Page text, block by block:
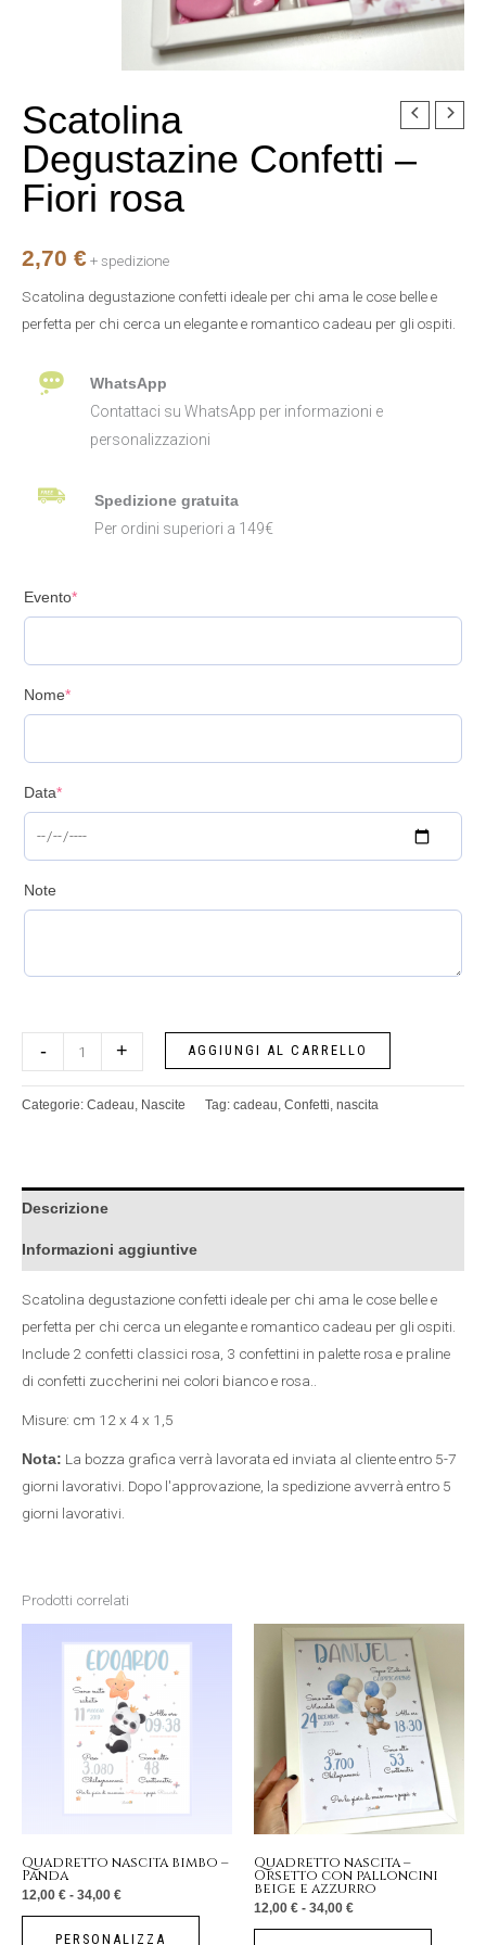
Scatolina
Degustazine Confetti –
Fiori rosa
2,70 €+ spedizione
Scatolina degustazione confetti ideale per chi ama le cose belle e
perfetta per chi cerca un elegante e romantico cadeau per gli ospiti.
WhatsApp
Contattaci su WhatsApp per informazioni e
personalizzazioni
Spedizione gratuita
Per ordini superiori a 149€
Evento*
Nome*
Data*
Note
-
Scatolina
Degustazine
Confetti
rosa
quantità
+ AGGIUNGI AL CARRELLO
Categorie: Cadeau, Nascite Tag: cadeau, Confetti, nascita
Descrizione
Informazioni aggiuntive
Scatolina degustazione confetti ideale per chi ama le cose belle e
perfetta per chi cerca un elegante e romantico cadeau per gli ospiti.
Include 2 confetti classici rosa, 3 confettini in palette rosa e praline
di confetti zuccherini nei colori bianco e rosa..
Misure: cm 12 x 4 x 1,5
Nota: La bozza grafica verrà lavorata ed inviata al cliente entro 5-7
giorni lavorativi. Dopo l'approvazione, la spedizione avverrà entro 5
giorni lavorativi.
Prodotti correlati
Quadretto nascita bimbo –
Panda
12,00 € - 34,00 €
Fascia
prezzo:
da
12,00 €
a
34,00 €
PERSONALIZZA
Quadretto nascita –
Orsetto con palloncini
beige e azzurro
12,00 € - 34,00 €
Fascia
di
prezzo:
da
12,00 €
a
34,00 €
ha
più
varianti.
Le
opzioni
possono
scelte
pagina